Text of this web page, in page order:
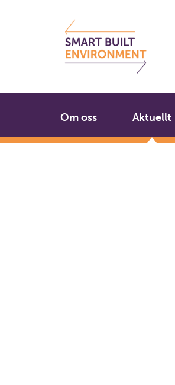
Om oss Aktuellt